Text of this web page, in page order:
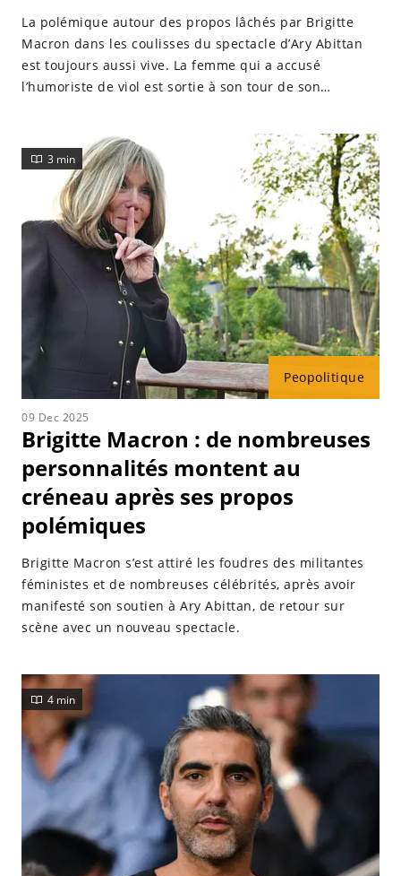
La polémique autour des propos lâchés par Brigitte
Macron dans les coulisses du spectacle d’Ary Abittan
est toujours aussi vive. La femme qui a accusé
l’humoriste de viol est sortie à son tour de son
Peopolitique
3 min
09 Dec 2025
Brigitte Macron : de nombreuses
personnalités montent au
créneau après ses propos
polémiques
Brigitte Macron s’est attiré les foudres des militantes
féministes et de nombreuses célébrités, après avoir
manifesté son soutien à Ary Abittan, de retour sur
scène avec un nouveau spectacle.
4 min